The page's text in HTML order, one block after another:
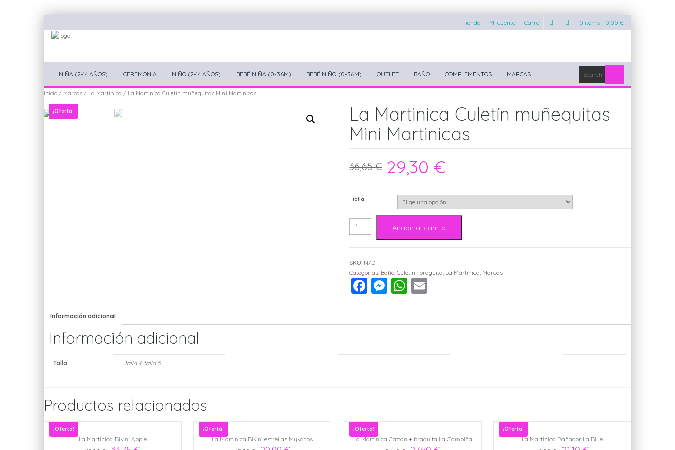
Tienda Mi cuenta Carro 0 items - 0,00 €
NIÑA (2-14 AÑOS) CEREMONIA NIÑO (2-14 AÑOS) BEBÉ NIÑA (0-36M) BEBÉ NIÑO (0-36M) OUTLET BAÑO COMPLEMENTOS MARCAS
Inicio / Marcas / La Martinica / La Martinica Culetín muñequitas Mini Martinicas
¡Oferta!
La Martinica Culetín muñequitas
Mini Martinicas
36,65€ 29,30€
Talla
La
Culetín
muñequitas
Añadir al carrito
SKU: N/D
Categorías: Baño,Culetin -braguita, La Martinica, Marcas
Facebook
Messenger
WhatsApp
Información adicional
Información adicional
Talla talla 4, talla 5
Productos relacionados
¡Oferta!
La Martinica Bikini Apple
¡Oferta!
La Martinica Bikini estrellas Mykonos
¡Oferta!
La Martinica Caftán + braguita La Campiña
¡Oferta!
La Martinica Bañador La Blue